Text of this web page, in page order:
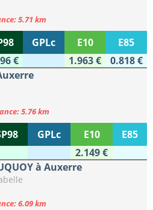
5.71 km
GPLc E10
E85
€ 1.963 €
0.818 €
5.76 km
GPLc E10
E85
2.149 €
à Auxerre
6.09 km